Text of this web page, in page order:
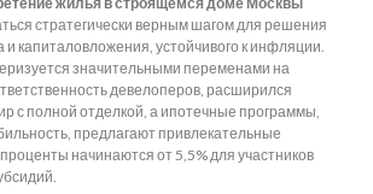
стратегически верным шагом для решения
капиталовложения, устойчивого к инфляции.
значительными переменами на
девелоперов, расширился
с полной отделкой, а ипотечные программы,
предлагают привлекательные
начинаются от 5,5% для участников